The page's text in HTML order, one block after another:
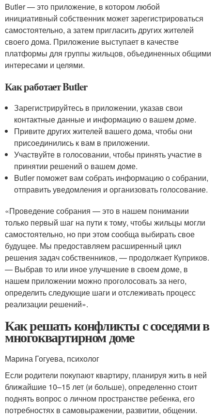
Butler — это приложение, в котором любой
инициативный собственник может зарегистрироваться
самостоятельно, а затем пригласить других жителей
своего дома. Приложение выступает в качестве
платформы для группы жильцов, объединенных общими
интересами и целями.
Как работает Butler
Зарегистрируйтесь в приложении, указав свои
контактные данные и информацию о вашем доме.
Привите других жителей вашего дома, чтобы они
присоединились к вам в приложении.
Участвуйте в голосовании, чтобы принять участие в
принятии решений о вашем доме.
Butler поможет вам собрать информацию о собрании,
отправить уведомления и организовать голосование.
«Проведение собрания — это в нашем понимании
только первый шаг на пути к тому, чтобы жильцы могли
самостоятельно, но при этом сообща выбирать свое
будущее. Мы предоставляем расширенный цикл
решения задач собственников, — продолжает Куприков.
— Выбрав то или иное улучшение в своем доме, в
нашем приложении можно проголосовать за него,
определить следующие шаги и отслеживать процесс
реализации решений».
Как решать конфликты с соседями в
многоквартирном доме
Марина Гогуева, психолог
Если родители покупают квартиру, планируя жить в ней
ближайшие 10–15 лет (и больше), определенно стоит
поднять вопрос о личном пространстве ребенка, его
потребностях в самовыражении, развитии, общении.